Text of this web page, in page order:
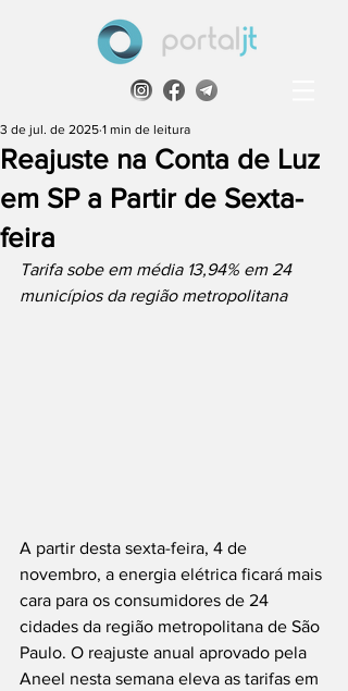
Reajuste na Conta de Luz
em SP a Partir de Sexta-
feira
3 de jul. de 2025 1 min de leitura
Tarifa sobe em média 13,94% em 24
municípios da região metropolitana
A partir desta sexta-feira, 4 de
novembro, a energia elétrica ficará mais
cara para os consumidores de 24
cidades da região metropolitana de São
Paulo. O reajuste anual aprovado pela
Aneel nesta semana eleva as tarifas em